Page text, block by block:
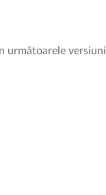
următoarele versiuni